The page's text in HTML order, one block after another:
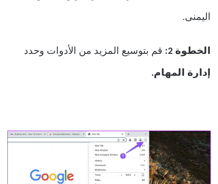
اليمنى.
الخطوة 2: قم بتوسيع المزيد من الأدوات وحدد
إدارة المهام.